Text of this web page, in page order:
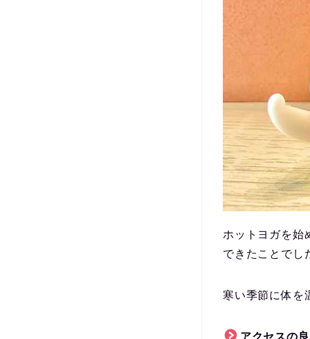
ホットヨガを始
できたことでし
寒い季節に体を